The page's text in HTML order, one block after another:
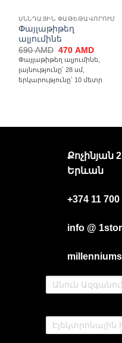
ՍՆՆԴԱՅԻՆ ՓԱԹԵԹԱՎՈՐՈՒՄ
Փայլաթիթեղ
ալյումինե
690AMD Original
price
was:
690 AMD.
470AMDCurrent
price
is:
Փայլաթիթեղ ալյումինե,
լայնությունը՝ 28 սմ,
երկարությունը՝ 10 մետր
Քոչինյան
Երևան
+374 11 700
info @